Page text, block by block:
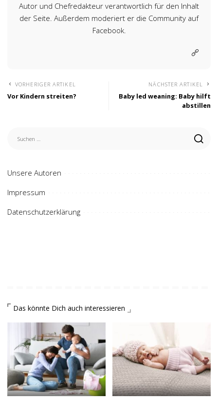
Autor und Chefredakteur verantwortlich für den Inhalt
der Seite. Außerdem moderiert er die Community auf
Facebook.
VORHERIGER ARTIKEL
Vor Kindern streiten?
NÄCHSTER ARTIKEL
Baby led weaning: Baby hilft
abstillen
Unsere Autoren
Impressum
Datenschutzerklärung
Das könnte Dich auch interessieren